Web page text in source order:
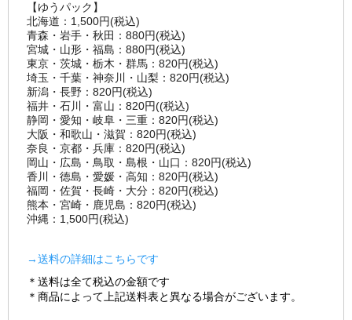
【ゆうパック】
北海道：1,500円(税込)
青森・岩手・秋田：880円(税込)
宮城・山形・福島：880円(税込)
東京・茨城・栃木・群馬：820円(税込)
埼玉・千葉・神奈川・山梨：820円(税込)
新潟・長野：820円(税込)
福井・石川・富山：820円((税込)
静岡・愛知・岐阜・三重：820円(税込)
大阪・和歌山・滋賀：820円(税込)
奈良・京都・兵庫：820円(税込)
岡山・広島・鳥取・島根・山口：820円(税込)
香川・徳島・愛媛・高知：820円(税込)
福岡・佐賀・長崎・大分：820円(税込)
熊本・宮崎・鹿児島：820円(税込)
沖縄：1,500円(税込)
→送料の詳細はこちらです
＊送料は全て税込の金額です
＊商品によって上記送料表と異なる場合がございます。